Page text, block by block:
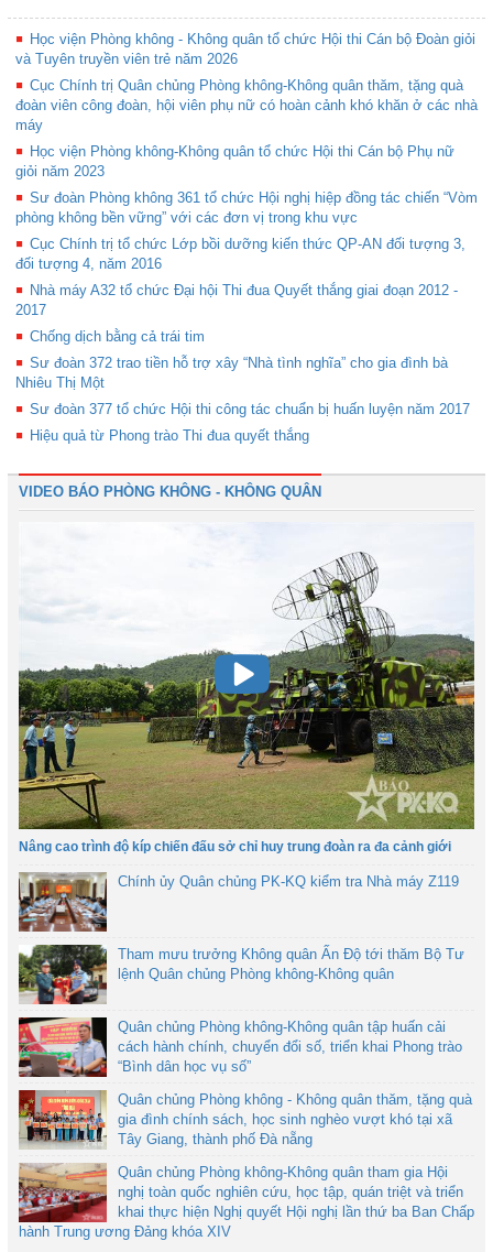
Học viện Phòng không - Không quân tổ chức Hội thi Cán bộ Đoàn giỏi
và Tuyên truyền viên trẻ năm 2026
Cục Chính trị Quân chủng Phòng không-Không quân thăm, tặng quà
đoàn viên công đoàn, hội viên phụ nữ có hoàn cảnh khó khăn ở các nhà
máy
Học viện Phòng không-Không quân tổ chức Hội thi Cán bộ Phụ nữ
giỏi năm 2023
Sư đoàn Phòng không 361 tổ chức Hội nghị hiệp đồng tác chiến “Vòm
phòng không bền vững” với các đơn vị trong khu vực
Cục Chính trị tổ chức Lớp bồi dưỡng kiến thức QP-AN đối tượng 3,
đối tượng 4, năm 2016
Nhà máy A32 tổ chức Đại hội Thi đua Quyết thắng giai đoạn 2012 -
2017
Chống dịch bằng cả trái tim
Sư đoàn 372 trao tiền hỗ trợ xây “Nhà tình nghĩa” cho gia đình bà
Nhiêu Thị Một
Sư đoàn 377 tổ chức Hội thi công tác chuẩn bị huấn luyện năm 2017
Hiệu quả từ Phong trào Thi đua quyết thắng
VIDEO BÁO PHÒNG KHÔNG - KHÔNG QUÂN
Nâng cao trình độ kíp chiến đấu sở chỉ huy trung đoàn ra đa cảnh giới
Chính ủy Quân chủng PK-KQ kiểm tra Nhà máy Z119
Tham mưu trưởng Không quân Ấn Độ tới thăm Bộ Tư
lệnh Quân chủng Phòng không-Không quân
Quân chủng Phòng không-Không quân tập huấn cải
cách hành chính, chuyển đổi số, triển khai Phong trào
“Bình dân học vụ số”
Quân chủng Phòng không - Không quân thăm, tặng quà
gia đình chính sách, học sinh nghèo vượt khó tại xã
Tây Giang, thành phố Đà nẵng
Quân chủng Phòng không-Không quân tham gia Hội
nghị toàn quốc nghiên cứu, học tập, quán triệt và triển
khai thực hiện Nghị quyết Hội nghị lần thứ ba Ban Chấp
hành Trung ương Đảng khóa XIV